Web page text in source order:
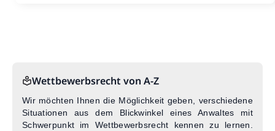
Wettbewerbsrecht von A-Z
Wir möchten Ihnen die Möglichkeit geben, verschiedene
Situationen aus dem Blickwinkel eines Anwaltes mit
Schwerpunkt im Wettbewerbsrecht kennen zu lernen.